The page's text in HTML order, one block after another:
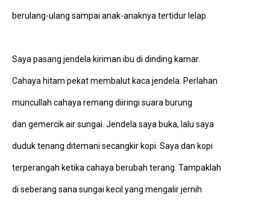
berulang-ulang sampai anak-anaknya tertidur lelap.
Saya pasang jendela kiriman ibu di dinding kamar.
Cahaya hitam pekat membalut kaca jendela. Perlahan
muncullah cahaya remang diiringi suara burung
dan gemercik air sungai. Jendela saya buka, lalu saya
duduk tenang ditemani secangkir kopi. Saya dan kopi
terperangah ketika cahaya berubah terang. Tampaklah
di seberang sana sungai kecil yang mengalir jernih